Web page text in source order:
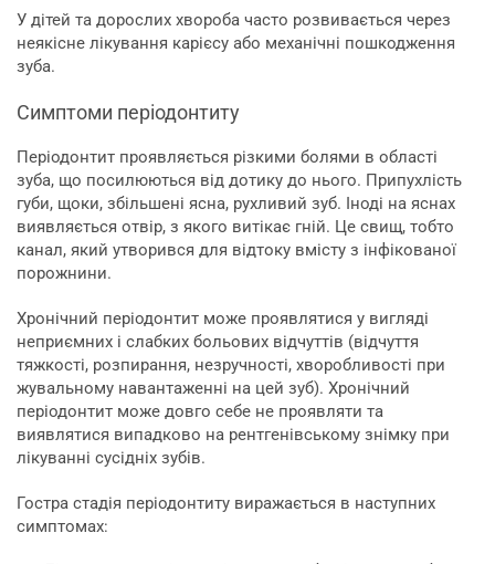
У дітей та дорослих хвороба часто розвивається через
неякісне лікування карієсу або механічні пошкодження
зуба.
Симптоми періодонтиту
Періодонтит проявляється різкими болями в області
зуба, що посилюються від дотику до нього. Припухлість
губи, щоки, збільшені ясна, рухливий зуб. Іноді на яснах
виявляється отвір, з якого витікає гній. Це свищ, тобто
канал, який утворився для відтоку вмісту з інфікованої
порожнини.
Хронічний періодонтит може проявлятися у вигляді
неприємних і слабких больових відчуттів (відчуття
тяжкості, розпирання, незручності, хворобливості при
жувальному навантаженні на цей зуб). Хронічний
періодонтит може довго себе не проявляти та
виявлятися випадково на рентгенівському знімку при
лікуванні сусідніх зубів.
Гостра стадія періодонтиту виражається в наступних
симптомах: